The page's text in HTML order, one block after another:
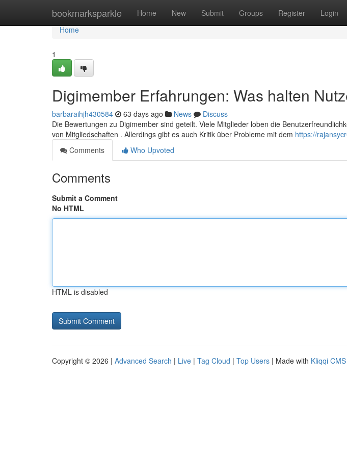
bookmarksparkle Home New Submit Groups Register Login
Home
Home
1
Digimember Erfahrungen: Was halten
barbaraihjh430584 63 days ago News
Discuss
Die Bewertungen zu Digimember sind geteilt. Viele Mitglieder loben die
von Mitgliedschaften . Allerdings gibt es auch Kritik über Probleme mit dem https://
Comments
Who Upvoted
Comments
Submit a Comment
No HTML
HTML is disabled
Copyright © 2026 | Advanced Search | Live | Tag Cloud | Top Users | Made with Kliqqi CMS